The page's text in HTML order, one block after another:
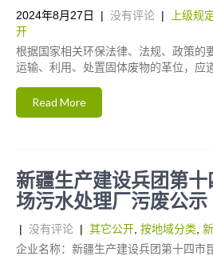
2024年8月27日 | 没有评论 | 上级规
开
根据国家相关环保法律、法规、政策的
运输、利用、处置固体废物的革位，应
Read More
新疆生产建设兵团第
场污水处理厂污废公示
| 没有评论 | 其它公开 按地域分类
企业名称：新疆生产建设兵团第十四市